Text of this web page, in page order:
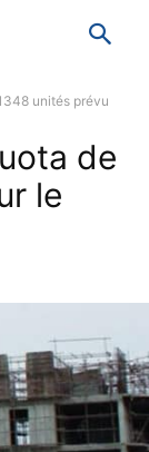
unités prévu
de
le